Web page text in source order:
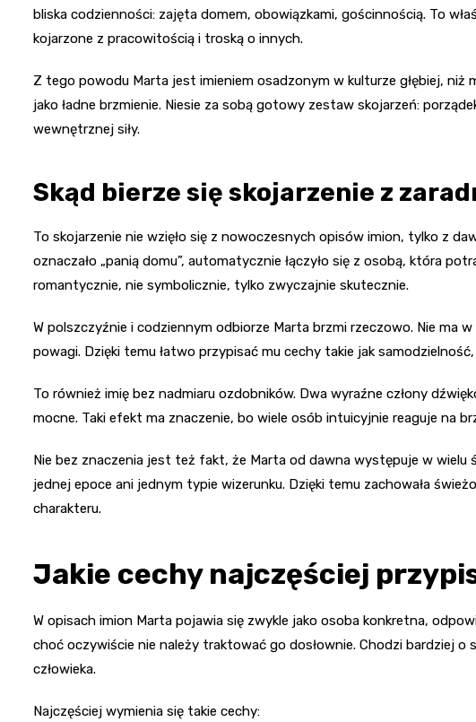
bliska codzienności: zajęta domem, obowiązkami, gościnnością. To
kojarzone z pracowitością i troską o innych.
Z tego powodu Marta jest imieniem osadzonym w kulturze głębiej, niż
jako ładne brzmienie. Niesie za sobą gotowy zestaw skojarzeń:
wewnętrznej siły.
Skąd bierze się skojarzenie z
To skojarzenie nie wzięło się z nowoczesnych opisów imion, tylko z
oznaczało „panią domu”, automatycznie łączyło się z osobą, która
romantycznie, nie symbolicznie, tylko zwyczajnie skutecznie.
W polszczyźnie i codziennym odbiorze Marta brzmi rzeczowo. Nie ma
powagi. Dzięki temu łatwo przypisać mu cechy takie jak
To również imię bez nadmiaru ozdobników. Dwa wyraźne człony
mocne. Taki efekt ma znaczenie, bo wiele osób intuicyjnie reaguje na
Nie bez znaczenia jest też fakt, że Marta od dawna występuje w wielu
jednej epoce ani jednym typie wizerunku. Dzięki temu zachowała
charakteru.
Jakie cechy najczęściej
W opisach imion Marta pojawia się zwykle jako osoba konkretna,
choć oczywiście nie należy traktować go dosłownie. Chodzi bardziej
człowieka.
Najczęściej wymienia się takie cechy: